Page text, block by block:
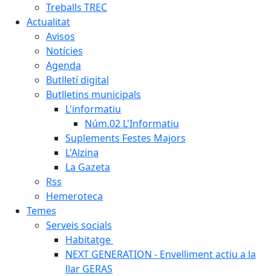
Treballs TREC
Actualitat
Avisos
Notícies
Agenda
Butlletí digital
Butlletins municipals
L'informatiu
Núm.02 L'Informatiu
Suplements Festes Majors
L'Alzina
La Gazeta
Rss
Hemeroteca
Temes
Serveis socials
Habitatge
NEXT GENERATION - Envelliment actiu a la
llar GERAS